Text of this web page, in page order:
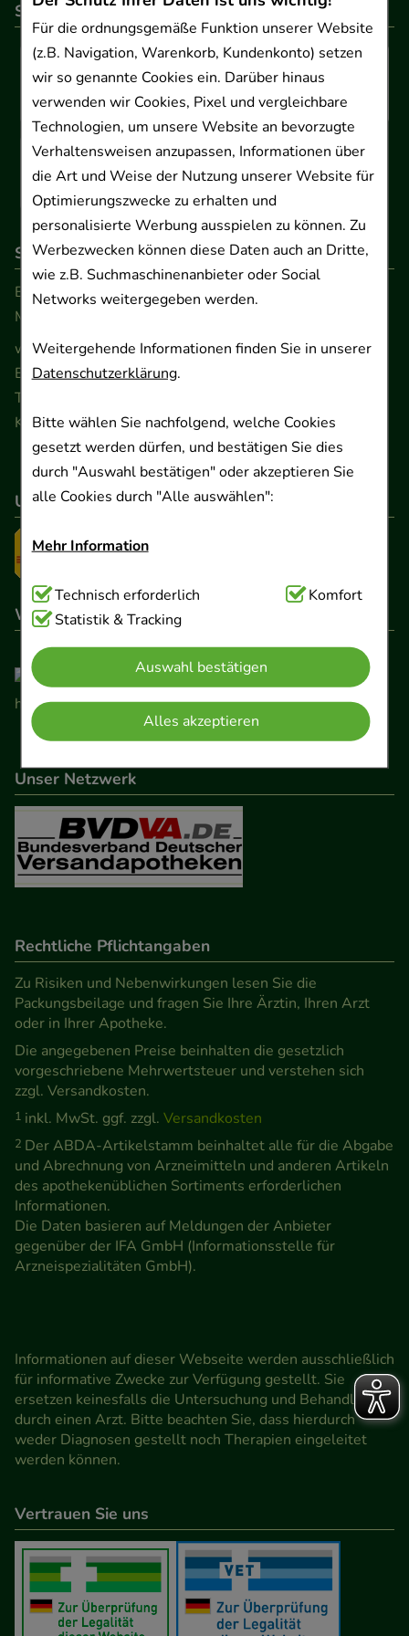
Für die ordnungsgemäße Funktion unserer Website
(z.B. Navigation, Warenkorb, Kundenkonto) setzen
wir so genannte Cookies ein. Darüber hinaus
verwenden wir Cookies, Pixel und vergleichbare
Technologien, um unsere Website an bevorzugte
Verhaltensweisen anzupassen, Informationen über
die Art und Weise der Nutzung unserer Website für
Optimierungszwecke zu erhalten und
personalisierte Werbung ausspielen zu können. Zu
Werbezwecken können diese Daten auch an Dritte,
wie z.B. Suchmaschinenanbieter oder Social
Networks weitergegeben werden.
Weitergehende Informationen finden Sie in unserer
Datenschutzerklärung.
Bitte wählen Sie nachfolgend, welche Cookies
gesetzt werden dürfen, und bestätigen Sie dies
durch "Auswahl bestätigen" oder akzeptieren Sie
alle Cookies durch "Alle auswählen":
Mehr Information
Technisch Notwendig:Hierbei handelt es sich um
Cookies, die für die Grundfunktionen unserer
Website notwendig sind (z.B. Navigation,
Warenkorb, Kundenkonto), weshalb auf diese nicht
verzichtet werden kann.
Komfort:Diese Cookies werden genutzt um das
Einkaufserlebnis noch ansprechender zu gestalten,
beispielsweise für die Wiedererkennung des
Besuchers oder unsere Seite an bevorzugte
Verhaltensweisen (z.B. Spracheinstellung)
anzupassen. Komfort-Cookies ermöglichen es uns
auch auf Ihre Bedürfnisse zugeschrittene Inhalte
betreiben.
Statistik & Tracking:Hierüber lassen sich
Informationen über die Art und Weise der Nutzung
unsere Website weiter für Sie optimieren können,
den Inhalt auf unserer Website aber auch die
Werbung auf Drittseiten möglichst relevant für Sie
zu gestalten. Bitte beachten Sie, dass Daten hierfür
teilweise an Dritte wie z.B. Google oder soziale
Medien übertragen werden.
Technisch erforderlich
Komfort
Statistik & Tracking
Auswahl bestätigen
Alles akzeptieren
So können Sie bezahlen
So erreichen Sie uns
Beratung und Kundenservice:
Montag - Freitag von 9.00 bis 17.00 Uhr
www.ApoSalis.de· E-Mail:info@ApoSalis.de
Ernst-August-Platz 2 · 30159 Hannover
Telefon 0511 89 71 80 0 · Fax 0511 89 71 80 11
Kontaktformular
Unser Versanddienstleister
Wir sind hier gelistet
Unser Netzwerk
Rechtliche Pflichtangaben
Zu Risiken und Nebenwirkungen lesen Sie die
Packungsbeilage und fragen Sie Ihre Ärztin, Ihren Arzt
oder in Ihrer Apotheke.
Die angegebenen Preise beinhalten die gesetzlich
vorgeschriebene Mehrwertsteuer und verstehen sich
zzgl. Versandkosten.
1 inkl. MwSt. ggf. zzgl. Versandkosten
2 Der ABDA-Artikelstamm beinhaltet alle für die Abgabe
und Abrechnung von Arzneimitteln und anderen Artikeln
des apothekenüblichen Sortiments erforderlichen
Informationen.
Die Daten basieren auf Meldungen der Anbieter
gegenüber der IFA GmbH (Informationsstelle für
Arzneispezialitäten GmbH).
Informationen auf dieser Webseite werden ausschließlich
für informative Zwecke zur Verfügung gestellt. Sie
ersetzen keinesfalls die Untersuchung und Behandlung
durch einen Arzt. Bitte beachten Sie, dass hierdurch
weder Diagnosen gestellt noch Therapien eingeleitet
werden können.
Vertrauen Sie uns